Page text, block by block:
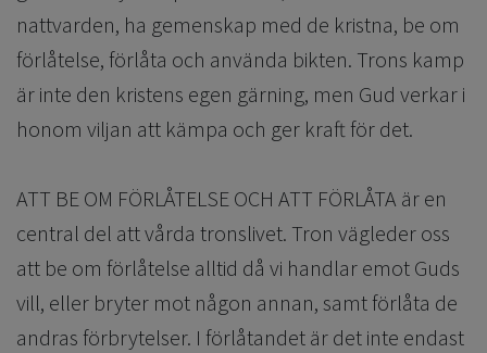
nattvarden, ha gemenskap med de kristna, be om
förlåtelse, förlåta och använda bikten. Trons kamp
är inte den kristens egen gärning, men Gud verkar i
honom viljan att kämpa och ger kraft för det.
ATT BE OM FÖRLÅTELSE OCH ATT FÖRLÅTA är en
central del att vårda tronslivet. Tron vägleder oss
att be om förlåtelse alltid då vi handlar emot Guds
vill, eller bryter mot någon annan, samt förlåta de
andras förbrytelser. I förlåtandet är det inte endast